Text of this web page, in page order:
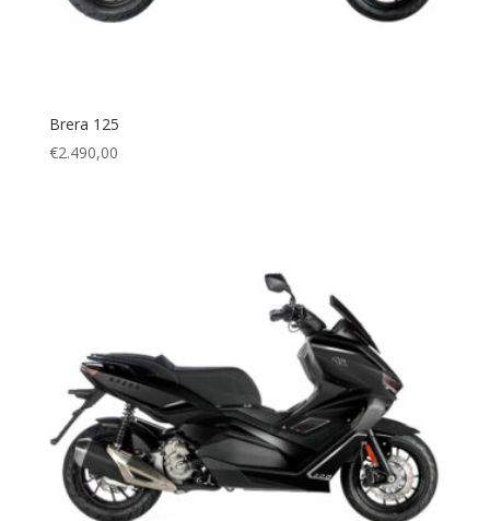
Brera 125
€2.490,00